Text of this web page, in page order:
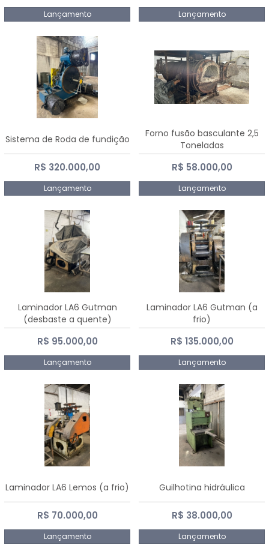
Lançamento Lançamento
Sistema de Roda de fundição
R$ 320.000,00
Lançamento
Forno fusão basculante 2,5
Toneladas
R$ 58.000,00
Lançamento
Laminador LA6 Gutman
(desbaste a quente)
R$ 95.000,00
Lançamento
Laminador LA6 Gutman (a
frio)
R$ 135.000,00
Lançamento
Laminador LA6 Lemos (a frio)
R$ 70.000,00
Lançamento
Guilhotina hidráulica
R$ 38.000,00
Lançamento